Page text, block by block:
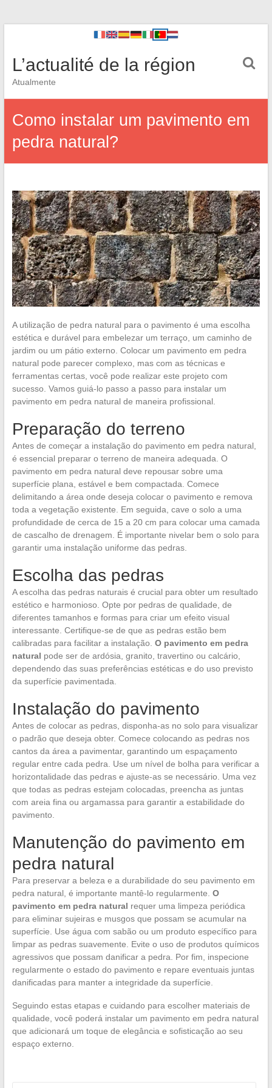
L’actualité de la région
Atualmente
Como instalar um pavimento em
pedra natural?
A utilização de pedra natural para o pavimento é uma escolha
estética e durável para embelezar um terraço, um caminho de
jardim ou um pátio externo. Colocar um pavimento em pedra
natural pode parecer complexo, mas com as técnicas e
ferramentas certas, você pode realizar este projeto com
sucesso. Vamos guiá-lo passo a passo para instalar um
pavimento em pedra natural de maneira profissional.
Preparação do terreno
Antes de começar a instalação do pavimento em pedra natural,
é essencial preparar o terreno de maneira adequada. O
pavimento em pedra natural deve repousar sobre uma
superfície plana, estável e bem compactada. Comece
delimitando a área onde deseja colocar o pavimento e remova
toda a vegetação existente. Em seguida, cave o solo a uma
profundidade de cerca de 15 a 20 cm para colocar uma camada
de cascalho de drenagem. É importante nivelar bem o solo para
garantir uma instalação uniforme das pedras.
Escolha das pedras
A escolha das pedras naturais é crucial para obter um resultado
estético e harmonioso. Opte por pedras de qualidade, de
diferentes tamanhos e formas para criar um efeito visual
interessante. Certifique-se de que as pedras estão bem
calibradas para facilitar a instalação. O pavimento em pedra
natural pode ser de ardósia, granito, travertino ou calcário,
dependendo das suas preferências estéticas e do uso previsto
da superfície pavimentada.
Instalação do pavimento
Antes de colocar as pedras, disponha-as no solo para visualizar
o padrão que deseja obter. Comece colocando as pedras nos
cantos da área a pavimentar, garantindo um espaçamento
regular entre cada pedra. Use um nível de bolha para verificar a
horizontalidade das pedras e ajuste-as se necessário. Uma vez
que todas as pedras estejam colocadas, preencha as juntas
com areia fina ou argamassa para garantir a estabilidade do
pavimento.
Manutenção do pavimento em
pedra natural
Para preservar a beleza e a durabilidade do seu pavimento em
pedra natural, é importante mantê-lo regularmente. O
pavimento em pedra natural requer uma limpeza periódica
para eliminar sujeiras e musgos que possam se acumular na
superfície. Use água com sabão ou um produto específico para
limpar as pedras suavemente. Evite o uso de produtos químicos
agressivos que possam danificar a pedra. Por fim, inspecione
regularmente o estado do pavimento e repare eventuais juntas
danificadas para manter a integridade da superfície.
Seguindo estas etapas e cuidando para escolher materiais de
qualidade, você poderá instalar um pavimento em pedra natural
que adicionará um toque de elegância e sofisticação ao seu
espaço externo.